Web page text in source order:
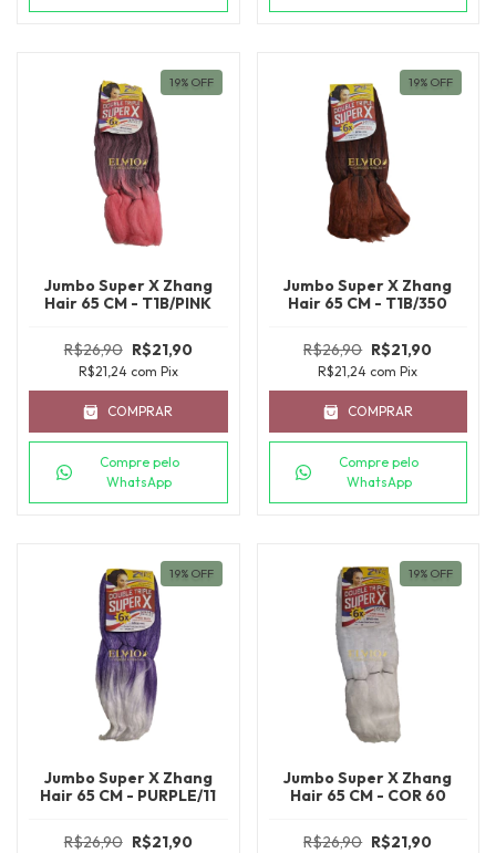
19% OFF
Jumbo Super X Zhang
Hair 65 CM - T1B/PINK
R$26,90 R$21,90
R$21,24 com Pix
COMPRAR
Compre pelo
WhatsApp
19% OFF
Jumbo Super X Zhang
Hair 65 CM - T1B/350
R$26,90 R$21,90
R$21,24 com Pix
COMPRAR
Compre pelo
WhatsApp
19% OFF
Jumbo Super X Zhang
Hair 65 CM - PURPLE/11
R$26,90 R$21,90
19% OFF
Jumbo Super X Zhang
Hair 65 CM - COR 60
R$26,90 R$21,90